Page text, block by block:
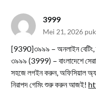
3999
Mei 21, 2026
[9390]৩৯৯৯ – অনলাইন বেটিং,
৩৯৯৯ (3999) – বাংলাদেশে সেরা
সহজে লগইন করুন, অফিসিয়াল
নিরাপদ গেমিং শুরু করুন আজই!